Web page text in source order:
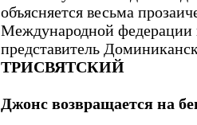
объясняется весьма
Международной федерации
представитель
ТРИСВЯТСКИЙ
Джонс возвращается на